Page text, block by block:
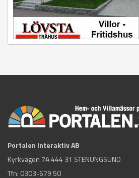
Portalen Interaktiv AB
Kyrkvägen 7A 444 31 STENUNGSUND
Tfn: 0303-679 50